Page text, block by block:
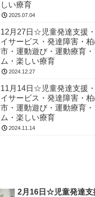
しい療育
2025.07.04
12月27日☆児童発達支援
イサービス・発達障害・
市・運動遊び・運動療育
ム・楽しい療育
2024.12.27
11月14日☆児童発達支援
イサービス・発達障害・
市・運動遊び・運動療育
ム・楽しい療育
2024.11.14
2月16日☆児童発達支